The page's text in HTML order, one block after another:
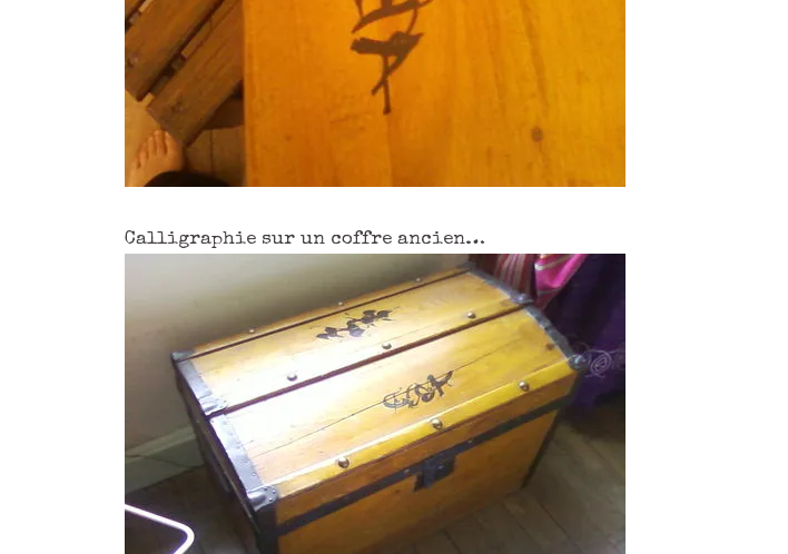
Calligraphie sur un coffre ancien…